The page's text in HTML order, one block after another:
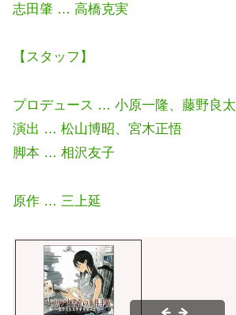
志田肇 … 高橋克実
【スタッフ】
プロデュース … 小原一隆、藤野良太
演出 … 松山博昭、宮木正悟
脚本 … 相沢友子
原作 … 三上延